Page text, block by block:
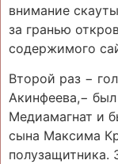
внимание
за гранью
содержимого
Второй раз −
Акинфеева,−
Медиамагнат и
сына Максима
полузащитника.